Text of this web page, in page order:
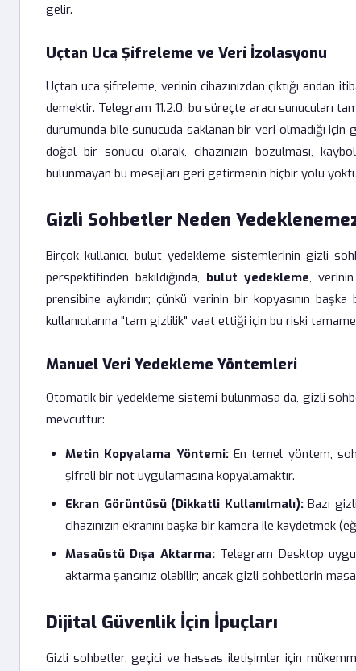
gelir.
Uçtan Uca Şifreleme ve Veri İzolasyonu
Uçtan uca şifreleme, verinin cihazınızdan çıktığı andan
demektir. Telegram 11.2.0, bu süreçte aracı sunucuları
durumunda bile sunucuda saklanan bir veri olmadığı
doğal bir sonucu olarak, cihazınızın bozulması,
bulunmayan bu mesajları geri getirmenin hiçbir yolu
Gizli Sohbetler Neden
Birçok kullanıcı, bulut yedekleme sistemlerinin gizli
perspektifinden bakıldığında, bulut yedekleme, verinin
prensibine aykırıdır; çünkü verinin bir kopyasının
kullanıcılarına "tam gizlilik" vaat ettiği için bu riski
Manuel Veri Yedekleme Yöntemleri
Otomatik bir yedekleme sistemi bulunmasa da, gizli
mevcuttur:
Metin Kopyalama Yöntemi:En temel yöntem,
şifreli bir not uygulamasına kopyalamaktır.
Ekran Görüntüsü (Dikkatli Kullanılmalı):Bazı
cihazınızın ekranını başka bir kamera ile kaydetmek
Masaüstü Dışa Aktarma:Telegram Desktop
aktarma şansınız olabilir; ancak gizli sohbetlerin
Dijital Güvenlik İçin İpuçları
Gizli sohbetler, geçici ve hassas iletişimler için